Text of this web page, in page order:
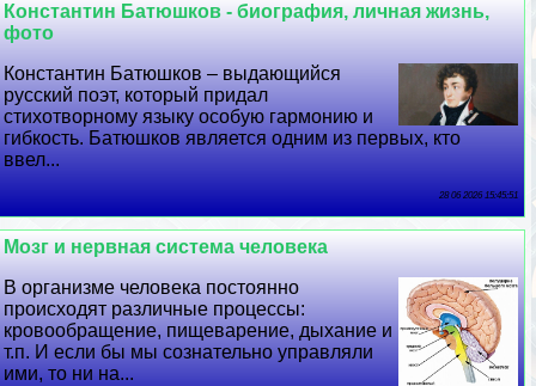
Константин Батюшков - биография, личная жизнь,
фото
Константин Батюшков – выдающийся
русский поэт, который придал
стихотворному языку особую гармонию и
гибкость. Батюшков является одним из первых, кто
ввел...
28 06 2026 15:45:51
Мозг и нервная система человека
В организме человека постоянно
происходят различные процессы:
кровообращение, пищеварение, дыхание и
т.п. И если бы мы сознательно управляли
ими, то ни на...